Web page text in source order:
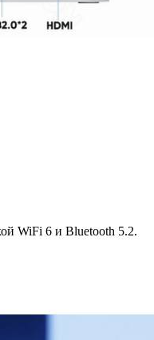
WiFi 6 и Bluetooth 5.2.